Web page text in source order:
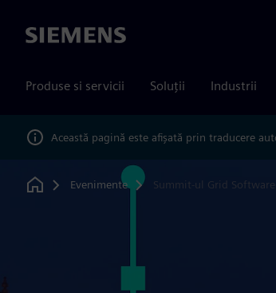
Siemens
Produse si servicii Soluții Industrii
Această pagină este afișată prin traducere
Home
Evenimente Summit-ul Grid Software